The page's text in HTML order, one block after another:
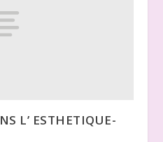
L’ ESTHETIQUE-